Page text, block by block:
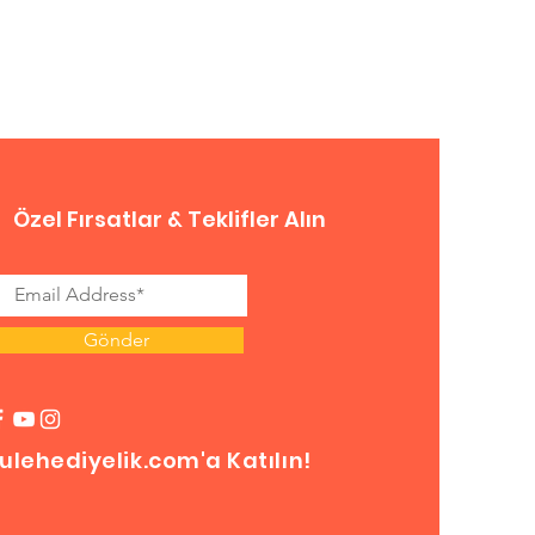
Özel Fırsatlar & Teklifler Alın
Gönder
Katılın!